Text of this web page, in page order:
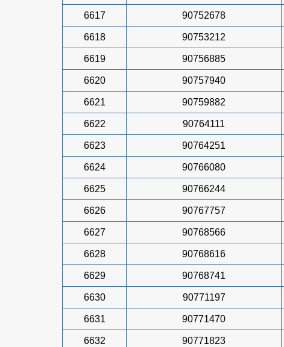
6617 90752678
6618 90753212
6619 90756885
6620 90757940
6621 90759882
6622 90764111
6623 90764251
6624 90766080
6625 90766244
6626 90767757
6627 90768566
6628 90768616
6629 90768741
6630 90771197
6631 90771470
6632 90771823